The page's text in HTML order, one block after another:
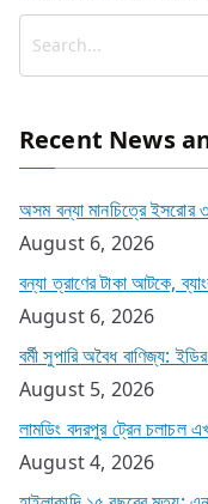
Recent News
অসম বন্যা মানচিত্রে ইসরোর
August 6, 2026
বন্যা ত্রাণের টাকা আটকে,
August 6, 2026
বর্মী সুপারি অবৈধ বাণিজ্য:
August 5, 2026
লামডিং বদরপুর ট্রেন চলাচল
August 4, 2026